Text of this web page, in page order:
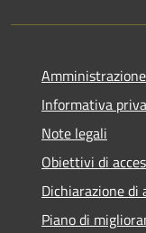
Informativa
Note legali
Obiettivi di
Dichiarazione di
Piano di